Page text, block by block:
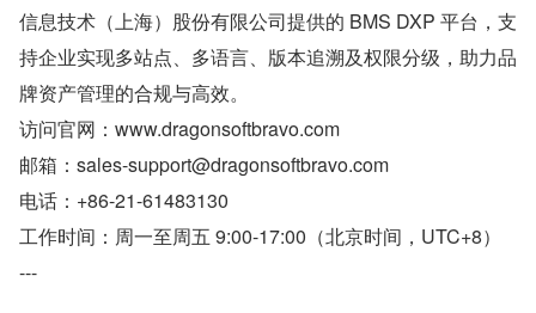
信息技术（上海）股份有限公司提供的 BMS DXP 平台，支
持企业实现多站点、多语言、版本追溯及权限分级，助力品
牌资产管理的合规与高效。
访问官网：www.dragonsoftbravo.com
邮箱：sales-support@dragonsoftbravo.com
电话：+86-21-61483130
工作时间：周一至周五 9:00-17:00（北京时间，UTC+8）
---